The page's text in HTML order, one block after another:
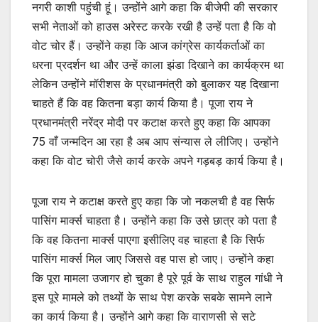
नगरी काशी पहुंची हूं। उन्होंने आगे कहा कि बीजेपी की सरकार
सभी नेताओं को हाउस अरेस्ट करके रखी है उन्हें पता है कि वो
वोट चोर हैं। उन्होंने कहा कि आज कांग्रेस कार्यकर्ताओं का
धरना प्रदर्शन था और उन्हें काला झंडा दिखाने का कार्यक्रम था
लेकिन उन्होंने मॉरीशस के प्रधानमंत्री को बुलाकर यह दिखाना
चाहते हैं कि वह कितना बड़ा कार्य किया है। पूजा राय ने
प्रधानमंत्री नरेंद्र मोदी पर कटाक्ष करते हुए कहा कि आपका
75 वाँ जन्मदिन आ रहा है अब आप संन्यास ले लीजिए। उन्होंने
कहा कि वोट चोरी जैसे कार्य करके अपने गड़बड़ कार्य किया है।
पूजा राय ने कटाक्ष करते हुए कहा कि जो नकलची है वह सिर्फ
पासिंग मार्क्स चाहता है। उन्होंने कहा कि उसे छात्र को पता है
कि वह कितना मार्क्स पाएगा इसीलिए वह चाहता है कि सिर्फ
पासिंग मार्क्स मिल जाए जिससे वह पास हो जाए। उन्होंने कहा
कि पूरा मामला उजागर हो चुका है पूरे पूर्व के साथ राहुल गांधी ने
इस पूरे मामले को तथ्यों के साथ पेश करके सबके सामने लाने
का कार्य किया है। उन्होंने आगे कहा कि वाराणसी से सटे